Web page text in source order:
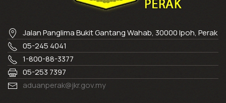
Jalan Panglima Bukit Gantang Wahab, 30000 Ipoh, Perak
05-245 4041
1-800-88-3377
05-253 7397
aduanperak@jkr.gov.my